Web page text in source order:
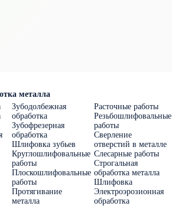
металла
Зубодолбежная
обработка
Зубофрезерная
обработка
Шлифовка зубьев
Круглошлифовальные
работы
Плоскошлифовальные
работы
Протягивание
металла
Расточные работы
Резьбошлифовальные
работы
Сверление
отверстий в металле
Слесарные работы
Строгальная
обработка металла
Шлифовка
Электроэрозионная
обработка